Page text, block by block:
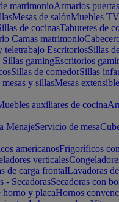
matrimonioArmarios
Mesas de salónMuebles TV
de cocinasTaburetes de
Camas matrimonio
teletrabajo EscritoriosSillas
Sillas gamingEscritorios
Sillas de comedorSillas
y sillasMesas
auxiliares de cocina
MenajeServicio de mesa
americanosFrigoríficos
verticales
de carga frontalLavadoras
- SecadorasSecadoras con
y placaHornos